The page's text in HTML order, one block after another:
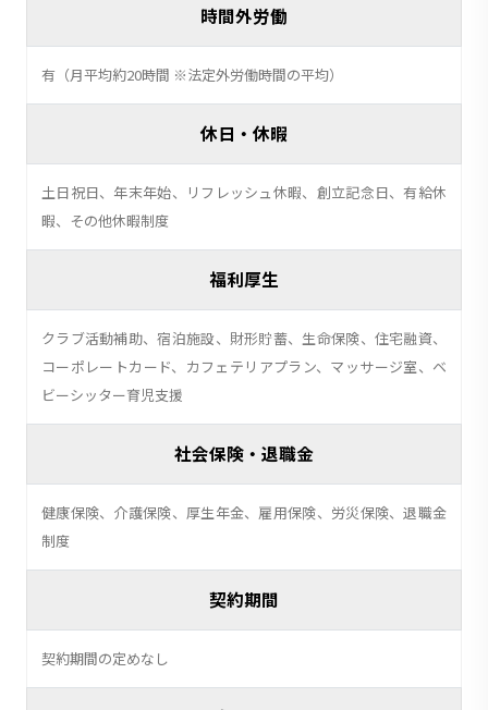
時間外労働
有（月平均約20時間 ※法定外労働時間の平均）
休日・休暇
土日祝日、年末年始、リフレッシュ休暇、創立記念日、有給休
暇、その他休暇制度
福利厚生
クラブ活動補助、宿泊施設、財形貯蓄、生命保険、住宅融資、
コーポレートカード、カフェテリアプラン、マッサージ室、ベ
ビーシッター育児支援
社会保険・退職金
健康保険、介護保険、厚生年金、雇用保険、労災保険、退職金
制度
契約期間
契約期間の定めなし